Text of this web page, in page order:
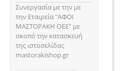
Συνεργασία με την με
την Εταιρεία "ΑΦΟΙ
ΜΑΣΤΟΡΑΚΗ ΟΕΕ" με
σκοπό την κατασκευή
της ιστοσελίδας
mastorakishop.gr